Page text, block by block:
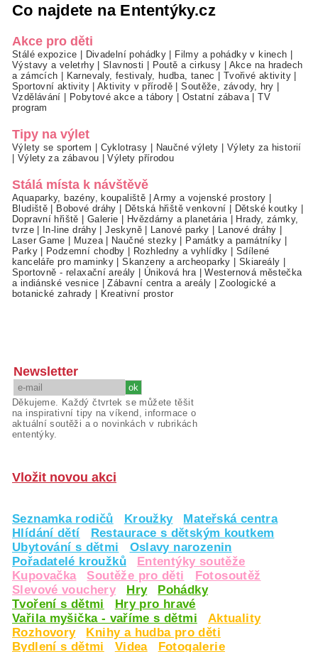
Co najdete na Ententýky.cz
Akce pro děti
Stálé expozice | Divadelní pohádky | Filmy a pohádky v kinech |
Výstavy a veletrhy|Slavnosti | Poutě a cirkusy | Akce na hradech
a zámcích | Karnevaly, festivaly, hudba, tanec | Tvořivé aktivity |
Sportovní aktivity|Aktivity v přírodě |Soutěže, závody, hry |
Vzdělávání | Pobytové akce a tábory | Ostatní zábava |TV
program
Tipy na výlet
Výlety se sportem | Cyklotrasy | Naučné výlety | Výlety za historií
| Výlety za zábavou |Výlety přírodou
Stálá místa k návštěvě
Aquaparky, bazény, koupaliště |Army a vojenské prostory |
Bludiště | Bobové dráhy | Dětská hřiště venkovní | Dětské koutky |
Dopravní hřiště | Galerie | Hvězdárny a planetária | Hrady, zámky,
tvrze| In-line dráhy |Jeskyně| Lanové parky | Lanové dráhy |
Laser Game | Muzea| Naučné stezky | Památky a památníky |
Parky| Podzemní chodby | Rozhledny a vyhlídky | Sdílené
kanceláře pro maminky |Skanzeny a archeoparky | Skiareály |
Sportovně - relaxační areály | Úniková hra |Westernová městečka
a indiánské vesnice |Zábavní centra a areály |Zoologické a
botanické zahrady | Kreativní prostor
Newsletter
Děkujeme. Každý čtvrtek se můžete těšit
na inspirativní tipy na víkend, informace o
aktuální soutěži a o novinkách v rubrikách
ententýky.
Vložit novou akci
Seznamka rodičů Kroužky
Mateřská centra
Hlídání dětí
Restaurace s dětským koutkem
Ubytování s dětmi
Oslavy narozenin
Pořadatelé kroužků
Ententýky soutěže
Kupovačka
Soutěže pro děti
Fotosoutěž
Slevové vouchery
Hry
Pohádky
Tvoření s dětmi
Hry pro hravé
Vařila myšička - vaříme s dětmi
Aktuality
Rozhovory
Knihy a hudba pro děti
Bydlení s dětmi
Videa Fotogalerie